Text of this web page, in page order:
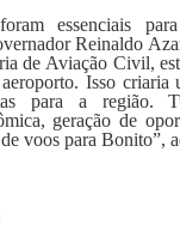
essenciais
Reinaldo
de Aviação Civil,
Isso criaria
para a região.
geração de
voos para Bonito”,